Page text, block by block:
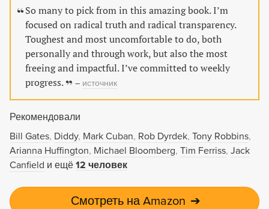
биография Рэя Далио и история его детища, хедж-
фонда Bridgewater, на фоне экономических перипетий
начиная с 1970-х и по сей день. Вторая часть -
принципы жизни Рэя. Третья часть - принципы работы,
позволившие создать уникальную корпоративную
культуру Bridgewater. Особенности Бестселлер #1 New
собственников бизнеса и вообще всех, кому интересны
жизненные принципы Рэя Далио, основателя
крупнейшего в мире хедж-фонда.
So many to pick from in this amazing book. I’m
focused on radical truth and radical transparency.
Toughest and most uncomfortable to do, both
personally and through work, but also the most
freeing and impactful. I’ve committed to weekly
progress.
– источник
Рекомендовали
Bill Gates Diddy Mark Cuban Rob Dyrdek Tony Robbins
Arianna Huffington Michael Bloomberg Tim Ferriss Jack
Canfield и ещё 12 человек
Смотреть на Amazon ➔